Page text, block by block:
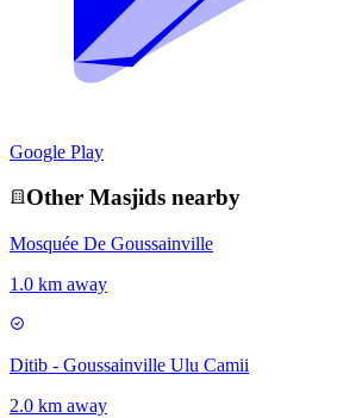
Google Play
Other Masjids nearby
Mosquée De Goussainville
1.0 km away
Ditib - Goussainville Ulu Camii
2.0 km away